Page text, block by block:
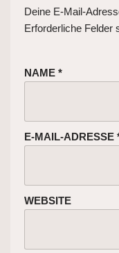
Deine E-Mail-
Erforderliche Felder
NAME *
E-MAIL-ADRESSE
WEBSITE